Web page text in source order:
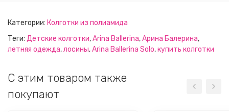
Категории: Колготки из полиамида
Теги: Детские колготки,Arina Ballerina,Арина Балерина,
летняя одежда,лосины,Arina Ballerina Solo,купить колготки
C этим товаром также
покупают